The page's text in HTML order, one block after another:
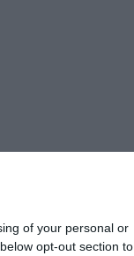
of your personal or
opt-out section to